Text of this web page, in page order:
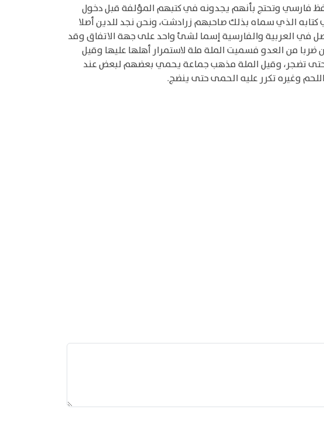
فارسي وتحتج بأنهم يجدونه في كتبهم المؤلفة قبل دخول
الذي سماه بذلك صاحبهم زرادشت، ونحن نجد للدين أصلا
في العربية والفارسية إسما لشئ واحد على جهة الاتفاق وقد
من العدو فسميت الملة ملة لاستمرار أهلها عليها وقيل
حتى تضجر، وقيل الملة مذهب جماعة يحمي بعضهم لبعض عند
وغيره تكرر عليه الحمى حتى ينضج.